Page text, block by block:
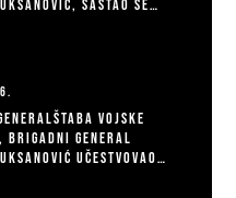
sastao se
boravi u zvaničnoj
Vojske
brigadni general
učestvovao